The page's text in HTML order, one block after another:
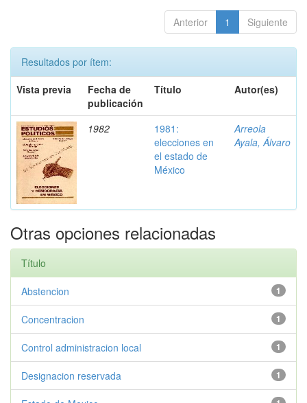
Anterior 1 Siguiente
Resultados por ítem:
Vista previa
Fecha de
publicación
Título Autor(es)
1982
1981:
elecciones en
el estado de
México
Arreola
Ayala, Álvaro
Otras opciones relacionadas
Título
1
Abstencion
1
Concentracion
1
Control administracion local
1
Designacion reservada